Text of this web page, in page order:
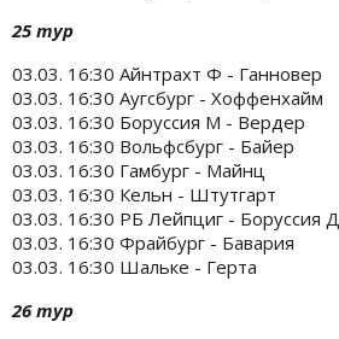
25 тур
03.03. 16:30 Айнтрахт Ф - Ганновер
03.03. 16:30 Аугсбург - Хоффенхайм
03.03. 16:30 Боруссия М - Вердер
03.03. 16:30 Вольфсбург - Байер
03.03. 16:30 Гамбург - Майнц
03.03. 16:30 Кельн - Штутгарт
03.03. 16:30 РБ Лейпциг - Боруссия Д
03.03. 16:30 Фрайбург - Бавария
03.03. 16:30 Шальке - Герта
26 тур